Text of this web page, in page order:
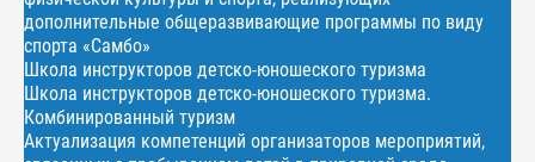
дополнительные общеразвивающие программы по виду
спорта «Самбо»
Школа инструкторов детско-юношеского туризма
Школа инструкторов детско-юношеского туризма.
Комбинированный туризм
Актуализация компетенций организаторов мероприятий,